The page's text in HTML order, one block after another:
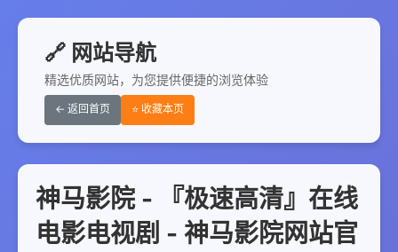
🔗 网站导航
精选优质网站，为您提供便捷的浏览体验
← 返回首页 ⭐ 收藏本页
神马影院 - 『极速高清』在线
电影电视剧 - 神马影院网站官